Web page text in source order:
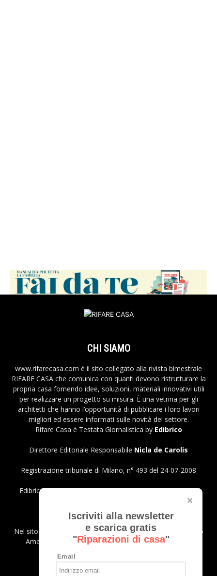
Iscriviti alla newsletter
e scarica gratis
"Riparazioni di casa"
Email
CHI SIAMO
www.rifarecasa.com è il sito collegato alla rivista bimestrale
RIFARE CASA che comunica con quanti devono ristrutturare la
propria casa fornendo idee, soluzioni, materiali innovativi utili
per realizzare un progetto su misura. È una vetrina per gli
architetti che hanno l’opportunità di pubblicare i loro lavori
migliori ed essere informati sulle novità del settore.
Rifare Casa è Testata Giornalistica by Edibrico
Direttore Editoriale Responsabile Nicla de Carolis
Registrazione tribunale di Milano, n° 493 del 24-07-2008
Edibrico srl - Viale Emilio Caldara, 44 - 20122 Milano P.iva
Privacy Policy
Nel sito sono presenti prodotti Amazon; in qualità di Affiliato
Amazon riceviamo un guadagno dagli acquisti idonei.